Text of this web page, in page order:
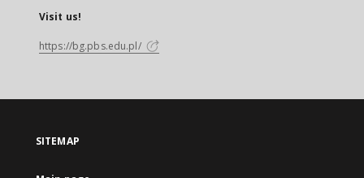
Visit us!
https://bg.pbs.edu.pl/
SITEMAP